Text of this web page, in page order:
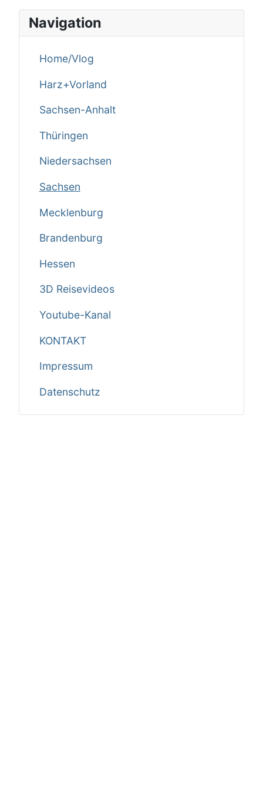
Navigation
Home/Vlog
Harz+Vorland
Sachsen-Anhalt
Thüringen
Niedersachsen
Sachsen
Mecklenburg
Brandenburg
Hessen
3D Reisevideos
Youtube-Kanal
KONTAKT
Impressum
Datenschutz